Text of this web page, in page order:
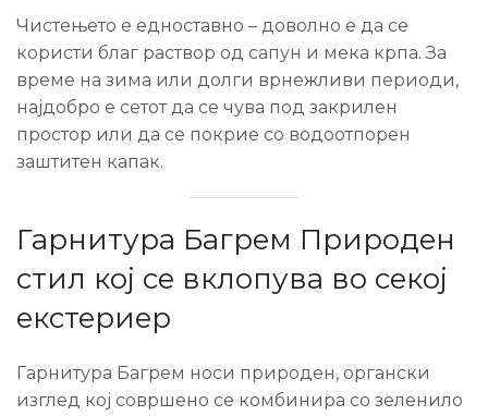
Чистењето е едноставно – доволно е да се
користи благ раствор од сапун и мека крпа. За
време на зима или долги врнежливи периоди,
најдобро е сетот да се чува под закрилен
простор или да се покрие со водоотпорен
заштитен капак.
Гарнитура Багрем Природен
стил кој се вклопува во секој
екстериер
Гарнитура Багрем носи природен, органски
изглед кој совршено се комбинира со зеленило